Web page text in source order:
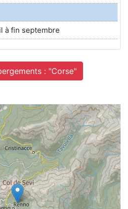
à fin septembre
: "Corse"